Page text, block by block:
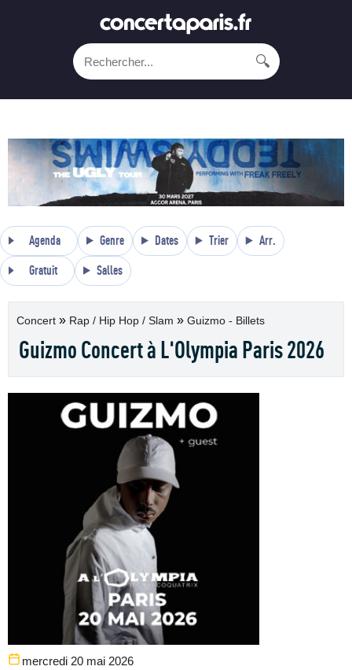
🔍
Agenda Genre Dates Trier Arr.
Gratuit Salles
Concert » Rap / Hip Hop / Slam » Guizmo - Billets
Guizmo Concert à L'Olympia Paris 2026
mercredi 20 mai 2026